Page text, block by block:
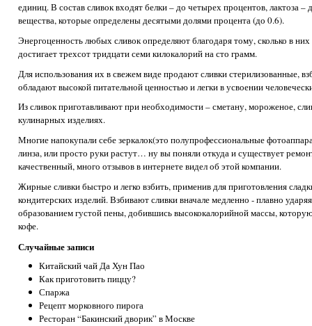
единиц. В состав сливок входят белки – до четырех процентов, лактоза
вещества, которые определены десятыми долями процента (до 0.6).
Энергоценность любых сливок определяют благодаря тому, сколько в
достигает трехсот тридцати семи килокалорий на сто грамм.
Для использования их в свежем виде продают сливки стерилизованные,
обладают высокой питательной ценностью и легки в усвоении
Из сливок приготавливают при необходимости – сметану, мороженое,
кулинарных изделиях.
Многие напокупали себе зеркалок(это полупрофессиональные
линза, или просто руки растут… ну вы поняли откуда и существует
качественный, много отзывов в интернете видел об этой компании.
Жирные сливки быстро и легко взбить, применив для приготовления
кондитерских изделий. Взбивают сливки вначале медленно - плавно
образованием густой пены, добившись высококалорийной массы,
кофе.
Случайные записи
Китайский чай Да Хун Пао
Как приготовить пиццу?
Спаржа
Рецепт морковного пирога
Ресторан “Бакинский дворик” в Москве